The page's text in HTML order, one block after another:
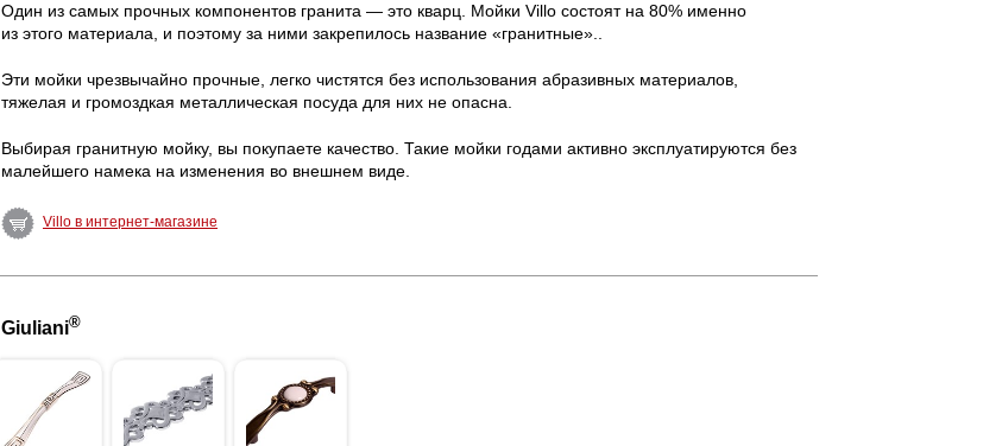
Один из самых прочных компонентов гранита — это кварц. Мойки Villo состоят на 80% именно
из этого материала, и поэтому за ними закрепилось название «гранитные»..
Эти мойки чрезвычайно прочные, легко чистятся без использования абразивных материалов,
тяжелая и громоздкая металлическая посуда для них не опасна.
Выбирая гранитную мойку, вы покупаете качество. Такие мойки годами активно эксплуатируются без
малейшего намека на изменения во внешнем виде.
Villo в интернет-магазине
Giuliani®